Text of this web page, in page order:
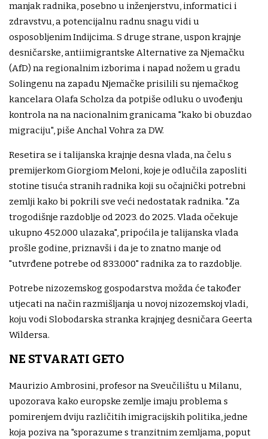
manjak radnika, posebno u inženjerstvu, informatici i
zdravstvu, a potencijalnu radnu snagu vidi u
osposobljenim Indijcima. S druge strane, uspon krajnje
desničarske, antiimigrantske Alternative za Njemačku
(AfD) na regionalnim izborima i napad nožem u gradu
Solingenu na zapadu Njemačke prisilili su njemačkog
kancelara Olafa Scholza da potpiše odluku o uvođenju
kontrola na na nacionalnim granicama "kako bi obuzdao
migraciju", piše Anchal Vohra za DW.
Resetira se i talijanska krajnje desna vlada, na čelu s
premijerkom Giorgiom Meloni, koje je odlučila zaposliti
stotine tisuća stranih radnika koji su očajnički potrebni
zemlji kako bi pokrili sve veći nedostatak radnika. "Za
trogodišnje razdoblje od 2023. do 2025. Vlada očekuje
ukupno 452.000 ulazaka", pripoćila je talijanska vlada
prošle godine, priznavši i da je to znatno manje od
"utvrđene potrebe od 833.000" radnika za to razdoblje.
Potrebe nizozemskog gospodarstva možda će također
utjecati na način razmišljanja u novoj nizozemskoj vladi,
koju vodi Slobodarska stranka krajnjeg desničara Geerta
Wildersa.
NE STVARATI GETO
Maurizio Ambrosini, profesor na Sveučilištu u Milanu,
upozorava kako europske zemlje imaju problema s
pomirenjem dviju različitih imigracijskih politika, jedne
koja poziva na "sporazume s tranzitnim zemljama, poput